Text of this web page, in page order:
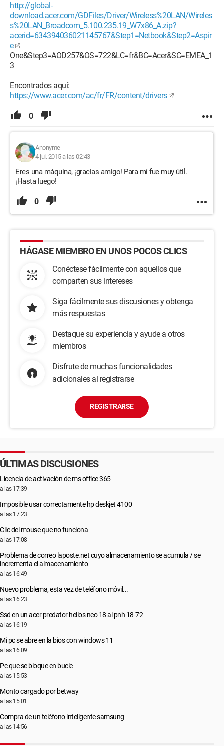
http://global-
download.acer.com/GDFiles/Driver/Wireless%20LAN/Wireles
s%20LAN_Broadcom_5.100.235.19_W7x86_A.zip?
acerid=634394036021145767&Step1=Netbook&Step2=Aspir
e
One&Step3=AOD257&OS=722&LC=fr&BC=Acer&SC=EMEA_1
3
Encontrados aquí:
https://www.acer.com/ac/fr/FR/content/drivers
0
Anonyme
4 jul. 2015 a las 02:43
Eres una máquina, ¡gracias amigo! Para mí fue muy útil.
¡Hasta luego!
0
HÁGASE MIEMBRO EN UNOS POCOS CLICS
Conéctese fácilmente con aquellos que
comparten sus intereses
Siga fácilmente sus discusiones y obtenga
más respuestas
Destaque su experiencia y ayude a otros
miembros
Disfrute de muchas funcionalidades
adicionales al registrarse
REGISTRARSE
ÚLTIMAS DISCUSIONES
Licencia de activación de ms office 365
a las 17:39
Imposible usar correctamente hp deskjet 4100
a las 17:23
Clic del mouse que no funciona
a las 17:08
Problema de correo laposte.net cuyo almacenamiento se acumula / se
incrementa el almacenamiento
a las 16:49
Nuevo problema, esta vez de teléfono móvil...
a las 16:23
Ssd en un acer predator helios neo 18 ai pnh 18-72
a las 16:19
Mi pc se abre en la bios con windows 11
a las 16:09
Pc que se bloque en bucle
a las 15:53
Monto cargado por betway
a las 15:01
Compra de un teléfono inteligente samsung
a las 14:56